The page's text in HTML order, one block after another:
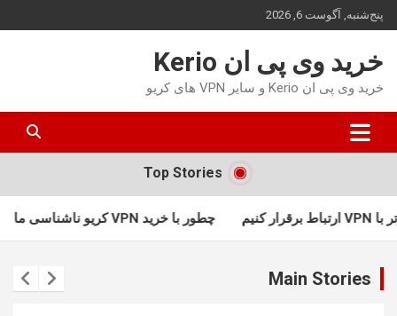
محتوا
پنج‌شنبه, آگوست 6, 2026
خرید وی پی ان Kerio
خرید وی پی ان Kerio و سایر VPN های کریو
Top Stories
چطور با خرید VPN کریو ناشناسی ما تضمین می شود؟
Main Stories